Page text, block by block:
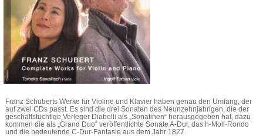
Franz Schuberts Werke für Violine und Klavier haben genau den Umfang, der
auf zwei CDs passt. Es sind die drei Sonaten des Neunzehnjährigen, die der
geschäftstüchtige Verleger Diabelli als „Sonatinen“ herausgegeben hat, dazu
kommen die als „Grand Duo“ veröffentlichte Sonate A-Dur, das h-Moll-Rondo
und die bedeutende C-Dur-Fantasie aus dem Jahr 1827.